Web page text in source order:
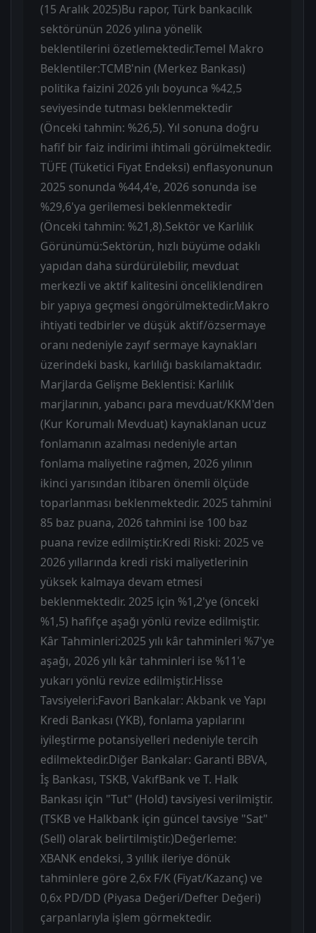
(15 Aralık 2025) ​Bu rapor, Türk bankacılık
sektörünün 2026 yılına yönelik
beklentilerini özetlemektedir. ​Temel Makro
Beklentiler: ​TCMB'nin (Merkez Bankası)
politika faizini 2026 yılı boyunca %42,5
seviyesinde tutması beklenmektedir
(Önceki tahmin: %26,5). Yıl sonuna doğru
hafif bir faiz indirimi ihtimali görülmektedir. ​
TÜFE (Tüketici Fiyat Endeksi) enflasyonunun
2025 sonunda %44,4'e, 2026 sonunda ise
%29,6'ya gerilemesi beklenmektedir
(Önceki tahmin: %21,8). ​Sektör ve Karlılık
Görünümü: ​Sektörün, hızlı büyüme odaklı
yapıdan daha sürdürülebilir, mevduat
merkezli ve aktif kalitesini önceliklendiren
bir yapıya geçmesi öngörülmektedir. ​Makro
ihtiyati tedbirler ve düşük aktif/özsermaye
oranı nedeniyle zayıf sermaye kaynakları
üzerindeki baskı, karlılığı baskılamaktadır. ​
Marjlarda Gelişme Beklentisi: Karlılık
marjlarının, yabancı para mevduat/KKM'den
(Kur Korumalı Mevduat) kaynaklanan ucuz
fonlamanın azalması nedeniyle artan
fonlama maliyetine rağmen, 2026 yılının
ikinci yarısından itibaren önemli ölçüde
toparlanması beklenmektedir. 2025 tahmini
85 baz puana, 2026 tahmini ise 100 baz
puana revize edilmiştir. ​Kredi Riski: 2025 ve
2026 yıllarında kredi riski maliyetlerinin
yüksek kalmaya devam etmesi
beklenmektedir. 2025 için %1,2'ye (önceki
%1,5) hafifçe aşağı yönlü revize edilmiştir. ​
Kâr Tahminleri: ​2025 yılı kâr tahminleri %7'ye
aşağı, 2026 yılı kâr tahminleri ise %11'e
yukarı yönlü revize edilmiştir. ​Hisse
Tavsiyeleri: ​Favori Bankalar: Akbank ve Yapı
Kredi Bankası (YKB), fonlama yapılarını
iyileştirme potansiyelleri nedeniyle tercih
edilmektedir. ​Diğer Bankalar: Garanti BBVA,
İş Bankası, TSKB, VakıfBank ve T. Halk
Bankası için "Tut" (Hold) tavsiyesi verilmiştir.
(TSKB ve Halkbank için güncel tavsiye "Sat"
(Sell) olarak belirtilmiştir.) ​Değerleme:
XBANK endeksi, 3 yıllık ileriye dönük
tahminlere göre 2,6x F/K (Fiyat/Kazanç) ve
0,6x PD/DD (Piyasa Değeri/Defter Değeri)
çarpanlarıyla işlem görmektedir.